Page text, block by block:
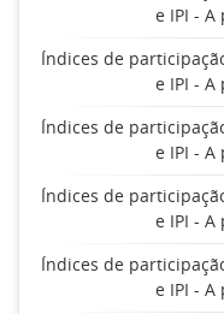
e IPI -
Índices de
e IPI -
Índices de
e IPI -
Índices de
e IPI -
Índices de
e IPI -